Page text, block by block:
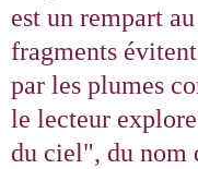
est un rempart
fragments
par les plumes
le lecteur
du ciel", du nom